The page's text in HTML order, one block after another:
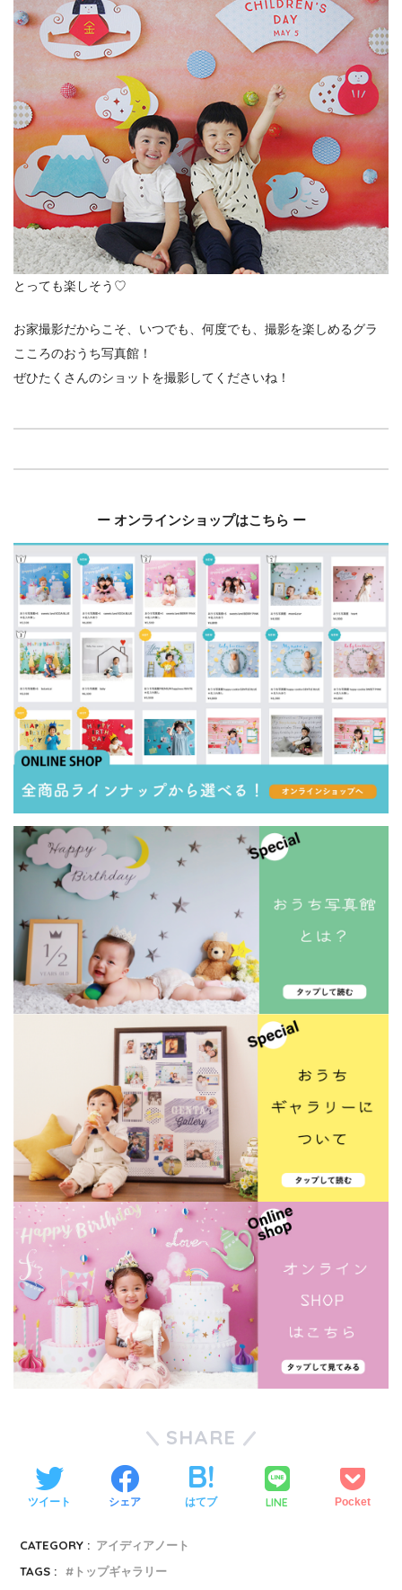
とっても楽しそう♡
お家撮影だからこそ、いつでも、何度でも、撮影を楽しめるグラ
こころのおうち写真館！
ぜひたくさんのショットを撮影してくださいね！
ー オンラインショップはこちら ー
SHARE
ツイート シェア はてブ LINE Pocket
CATEGORY : アイディアノート
TAGS :
トップギャラリー